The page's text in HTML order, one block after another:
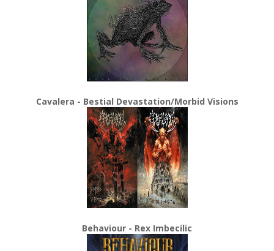
Cavalera - Bestial Devastation/Morbid Visions
Behaviour - Rex Imbecilic